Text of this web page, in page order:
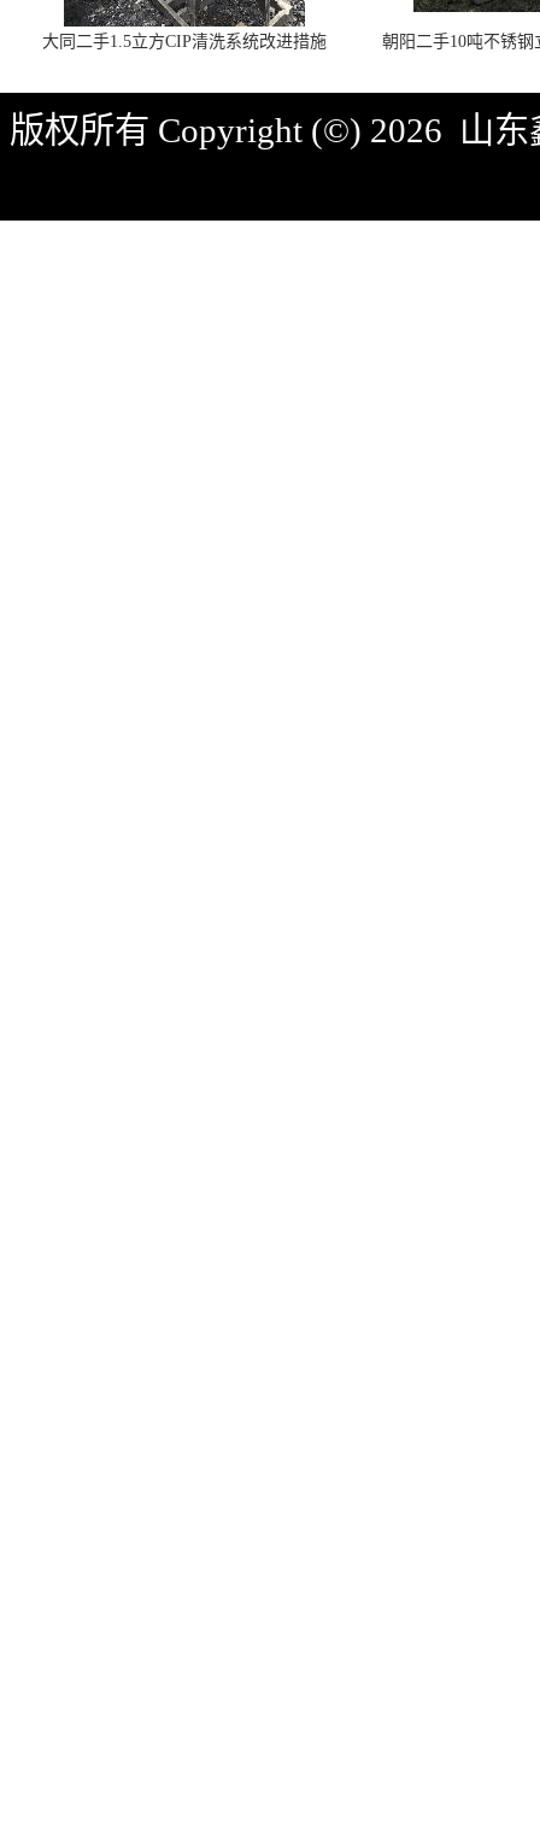
大同二手1.5立方CIP清洗系统改进措施 朝阳二手10吨不锈
版权所有 Copyright (©) 2026 山